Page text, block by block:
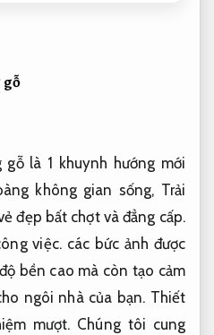
gỗ
là 1 khuynh hướng mới
không gian sống, Trải
đẹp bất chợt và đẳng cấp.
việc.các bức ảnh được
bền cao mà còn tạo cảm
ngôi nhà của bạn. Thiết
mượt. Chúng tôi cung